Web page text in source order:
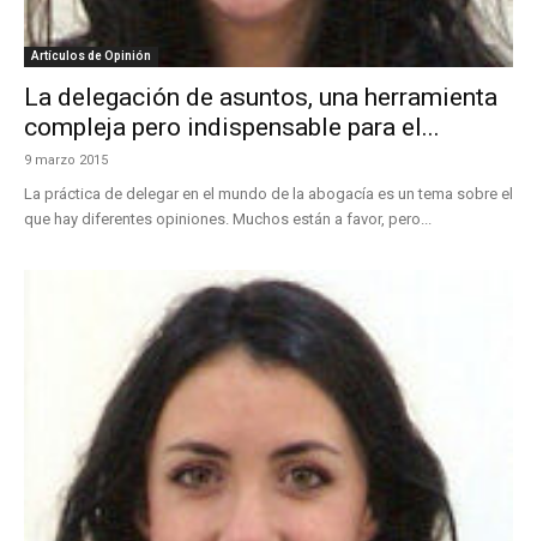
Artículos de Opinión
La delegación de asuntos, una herramienta
compleja pero indispensable para el...
9 marzo 2015
La práctica de delegar en el mundo de la abogacía es un tema sobre el
que hay diferentes opiniones. Muchos están a favor, pero...